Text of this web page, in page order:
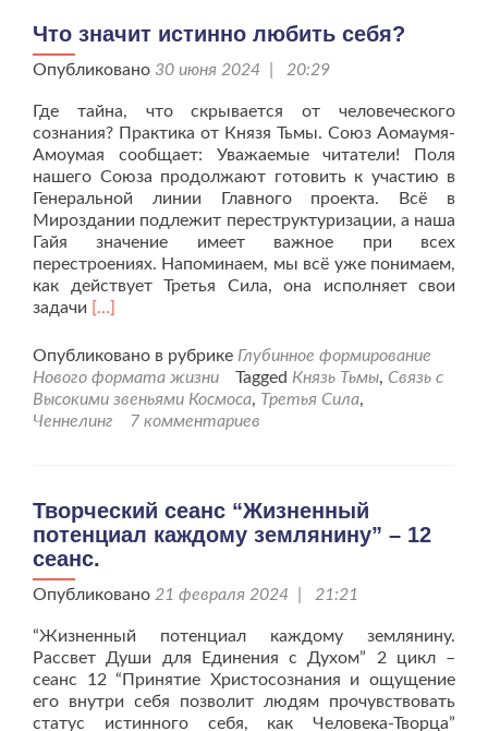
плане.
Что значит истинно любить себя?
Опубликовано 30 июня 2024 | 20:29
Где тайна, что скрывается от человеческого
сознания? Практика от Князя Тьмы. Союз Аомаумя-
Амоумая сообщает: Уважаемые читатели! Поля
нашего Союза продолжают готовить к участию в
Генеральной линии Главного проекта. Всё в
Мироздании подлежит переструктуризации, а наша
Гайя значение имеет важное при всех
перестроениях. Напоминаем, мы всё уже понимаем,
как действует Третья Сила, она исполняет свои
задачи Читать
проЧто
значит
истинно
любить
[…]
Опубликовано в рубрике Глубинное формирование
Нового формата жизни
Tagged Князь Тьмы, Связь с
Высокими звеньями Космоса, Третья Сила,
Ченнелинг
7 комментариев
Творческий сеанс “Жизненный
потенциал каждому землянину” – 12
сеанс.
Опубликовано 21 февраля 2024 | 21:21
“Жизненный потенциал каждому землянину.
Рассвет Души для Единения с Духом” 2 цикл –
сеанс 12 “Принятие Христосознания и ощущение
его внутри себя позволит людям прочувствовать
статус истинного себя, как Человека-Творца”